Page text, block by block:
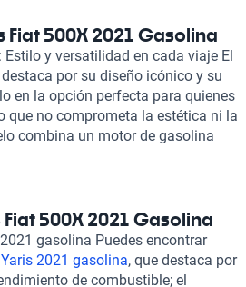
500X 2021 Gasolina
y versatilidad en cada viaje El
por su diseño icónico y su
en la opción perfecta para quienes
que no comprometa la estética ni la
combina un motor de gasolina
ideal tanto para la ciudad
sea una declaración de estilo. La
integra el Fiat 500X 2021 no solo
sino que también asegura
ocupantes. Equipado con un
500X 2021 Gasolina
gasolina Puedes encontrar
2021 gasolina, que destaca por
de combustible; el